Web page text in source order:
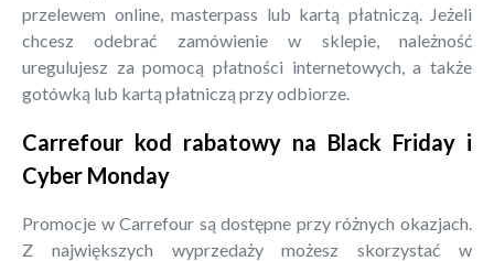
przelewem online, masterpass lub kartą płatniczą. Jeżeli
chcesz odebrać zamówienie w sklepie, należność
uregulujesz za pomocą płatności internetowych, a także
gotówką lub kartą płatniczą przy odbiorze.
Carrefour kod rabatowy na Black Friday i
Cyber Monday
Promocje w Carrefour są dostępne przy różnych okazjach.
Z największych wyprzedaży możesz skorzystać w